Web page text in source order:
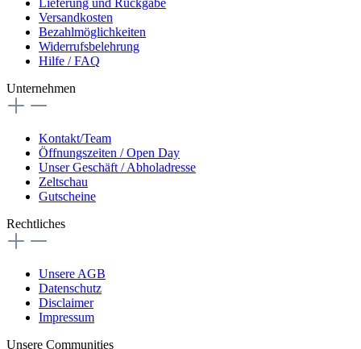
Versandkosten
Bezahlmöglichkeiten
Widerrufsbelehrung
Hilfe / FAQ
Unternehmen
Kontakt/Team
Öffnungszeiten / Open Day
Unser Geschäft / Abholadresse
Zeltschau
Gutscheine
Rechtliches
Unsere AGB
Datenschutz
Disclaimer
Impressum
Unsere Communities